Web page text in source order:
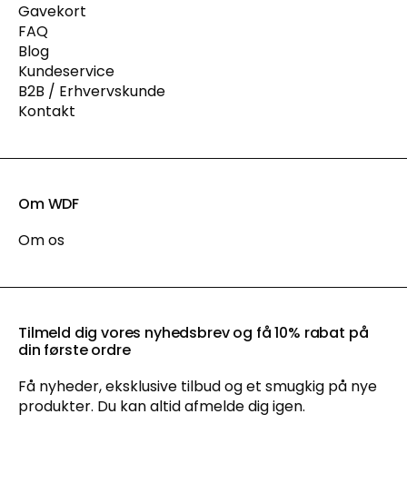
Gavekort
FAQ
Blog
Kundeservice
B2B / Erhvervskunde
Kontakt
Om WDF
Om os
Tilmeld dig vores nyhedsbrev og få 10% rabat på
din første ordre
Få nyheder, eksklusive tilbud og et smugkig på nye
produkter. Du kan altid afmelde dig igen.